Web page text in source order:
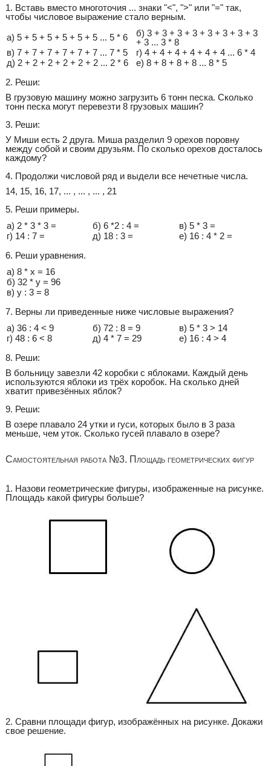
1. Вставь вместо многоточия ... знаки "<", ">" или "=" так,
чтобы числовое выражение стало верным.
а) 5 + 5 + 5 + 5 + 5 + 5 ... 5 * 6
б) 3 + 3 + 3 + 3 + 3 + 3 + 3 + 3
+ 3 ... 3 * 8
в) 7 + 7 + 7 + 7 + 7 + 7 ... 7 * 5
г) 4 + 4 + 4 + 4 + 4 + 4 ... 6 * 4
д) 2 + 2 + 2 + 2 + 2 + 2 ... 2 * 6
е) 8 + 8 + 8 + 8 ... 8 * 5
2. Реши:
В грузовую машину можно загрузить 6 тонн песка. Сколько
тонн песка могут перевезти 8 грузовых машин?
3. Реши:
У Миши есть 2 друга. Миша разделил 9 орехов поровну
между собой и своим друзьям. По сколько орехов досталось
каждому?
4. Продолжи числовой ряд и выдели все нечетные числа.
14, 15, 16, 17, ... , ... , ... , 21
5. Реши примеры.
а) 2 * 3 * 3 =
б) 6 *2 : 4 =
в) 5 * 3 =
г) 14 : 7 =
д) 18 : 3 =
е) 16 : 4 * 2 =
6. Реши уравнения.
а) 8 * х = 16
б) 32 * у = 96
в) у : 3 = 8
7. Верны ли приведенные ниже числовые выражения?
а) 36 : 4 < 9
б) 72 : 8 = 9
в) 5 * 3 > 14
г) 48 : 6 < 8
д) 4 * 7 = 29
е) 16 : 4 > 4
8. Реши:
В больницу завезли 42 коробки с яблоками. Каждый день
используются яблоки из трёх коробок. На сколько дней
хватит привезённых яблок?
9. Реши:
В озере плавало 24 утки и гуси, которых было в 3 раза
меньше, чем уток. Сколько гусей плавало в озере?
Самостоятельная работа №3. Площадь геометрических фигур
1. Назови геометрические фигуры, изображенные на рисунке.
Площадь какой фигуры больше?
2. Сравни площади фигур, изображённых на рисунке. Докажи
свое решение.